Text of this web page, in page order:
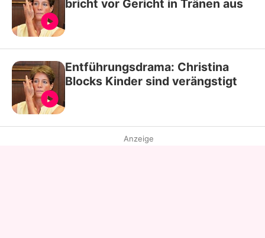
bricht vor Gericht in Tränen aus
Entführungsdrama: Christina
Blocks Kinder sind verängstigt
Anzeige